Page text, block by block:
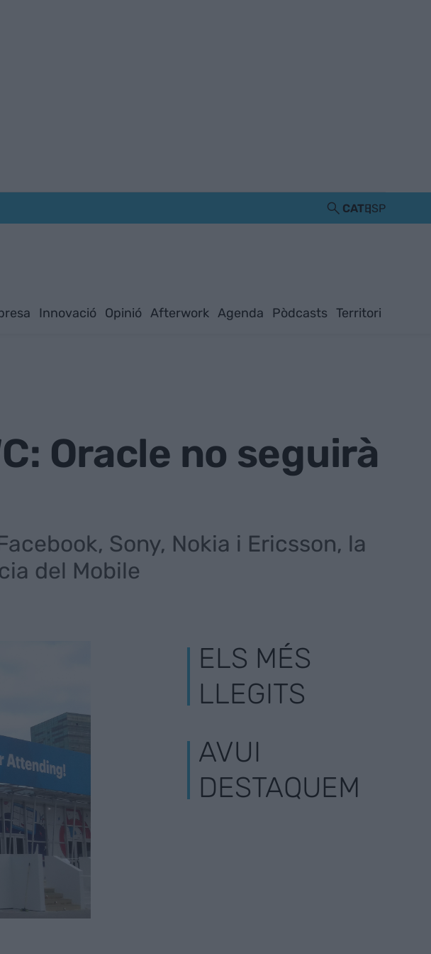
CATESP
Innovació Opinió Afterwork Agenda Pòdcasts Territori
Oracle no seguirà
Sony, Nokia i Ericsson, la
del Mobile
ELS MÉS
LLEGITS
AVUI
DESTAQUEM